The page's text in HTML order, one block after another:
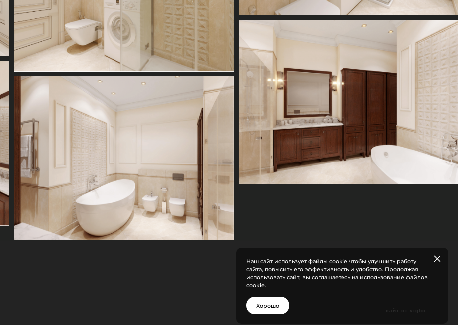
Наш сайт использует файлы cookie чтобы улучшить работу
сайта, повысить его эффективность и удобство. Продолжая
использовать сайт, вы соглашаетесь на использование файлов
cookie.
Хорошо